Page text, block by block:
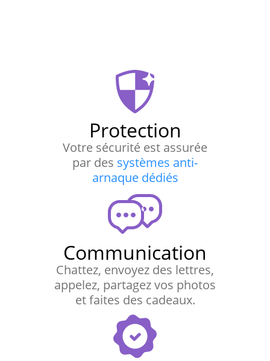
Protection
Votre sécurité est assurée
par des systèmes anti-
arnaque dédiés
Communication
Chattez, envoyez des lettres,
appelez, partagez vos photos
et faites des cadeaux.